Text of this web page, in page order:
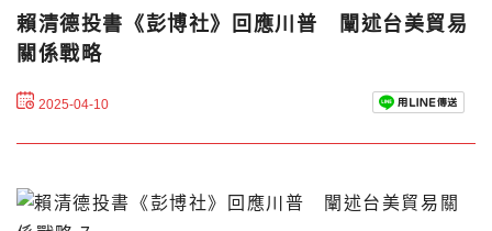
賴清德投書《彭博社》回應川普 闡述台美貿易
關係戰略
2025-04-10